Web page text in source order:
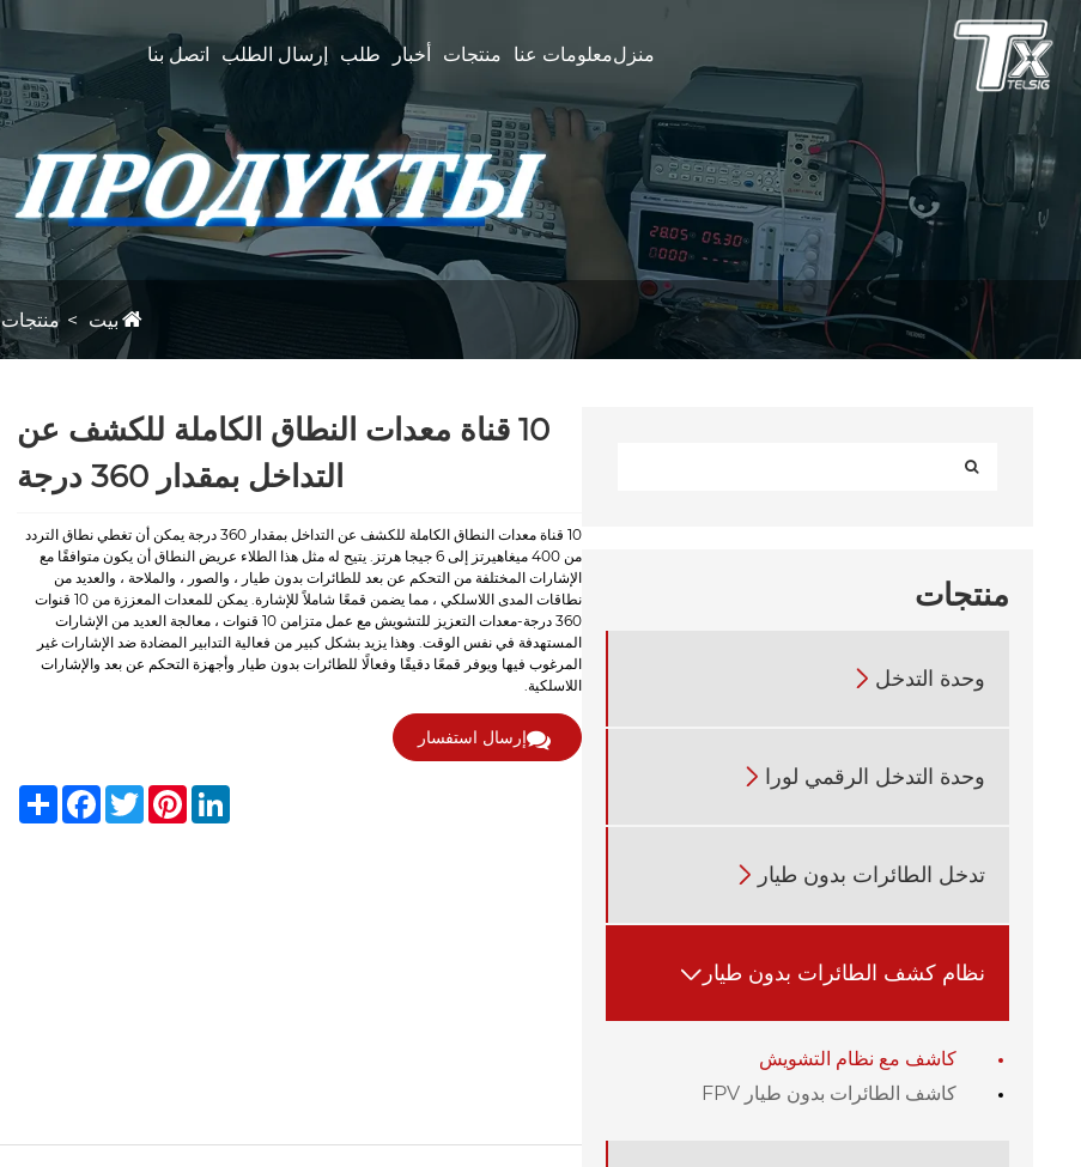
منزلمعلومات عنا منتجات أخبار طلب إرسال الطلب اتصل بنا
بيت منتجات
منتجات
وحدة التدخل 
وحدة التدخل الرقمي لورا 
تدخل الطائرات بدون طيار 
نظام كشف الطائرات بدون طيار 
كاشف مع نظام التشويش
كاشف الطائرات بدون طيار FPV
10 قناة معدات النطاق الكاملة للكشف عن
التداخل بمقدار 360 درجة
10 قناة معدات النطاق الكاملة للكشف عن التداخل بمقدار 360 درجة يمكن أن تغطي نطاق التردد
من 400 ميغاهيرتز إلى 6 جيجا هرتز. يتيح له مثل هذا الطلاء عريض النطاق أن يكون متوافقًا مع
الإشارات المختلفة من التحكم عن بعد للطائرات بدون طيار ، والصور ، والملاحة ، والعديد من
نطاقات المدى اللاسلكي ، مما يضمن قمعًا شاملاً للإشارة. يمكن للمعدات المعززة من 10 قنوات
360 درجة-معدات التعزيز للتشويش مع عمل متزامن 10 قنوات ، معالجة العديد من الإشارات
المستهدفة في نفس الوقت. وهذا يزيد بشكل كبير من فعالية التدابير المضادة ضد الإشارات غير
المرغوب فيها ويوفر قمعًا دقيقًا وفعالًا للطائرات بدون طيار وأجهزة التحكم عن بعد والإشارات
اللاسلكية.
إرسال استفسار
ShareFacebookTwitterPinterestLinkedIn